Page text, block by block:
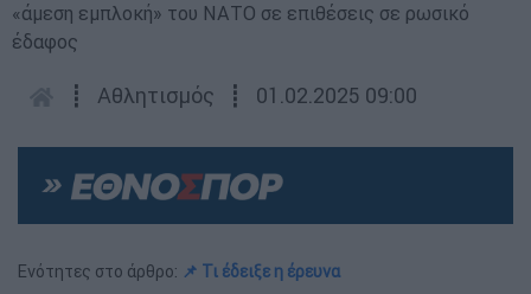
«άμεση εμπλοκή» του ΝΑΤΟ σε επιθέσεις σε ρωσικό
έδαφος
┋ Αθλητισμός ┋ 01.02.2025 09:00
Ενότητες στο άρθρο: 📌 Τι έδειξε η έρευνα